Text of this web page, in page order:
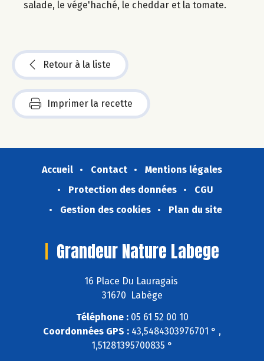
salade, le vége'haché, le cheddar et la tomate.
Retour à la liste
Imprimer la recette
Accueil Contact
Mentions légales
Protection des données
CGU
Gestion des cookies
Plan du site
Grandeur Nature Labege
16 Place Du Lauragais
31670 Labège
Téléphone :05 61 52 00 10
Coordonnées GPS : 43,5484303976701 ° ,
1,51281395700835 °